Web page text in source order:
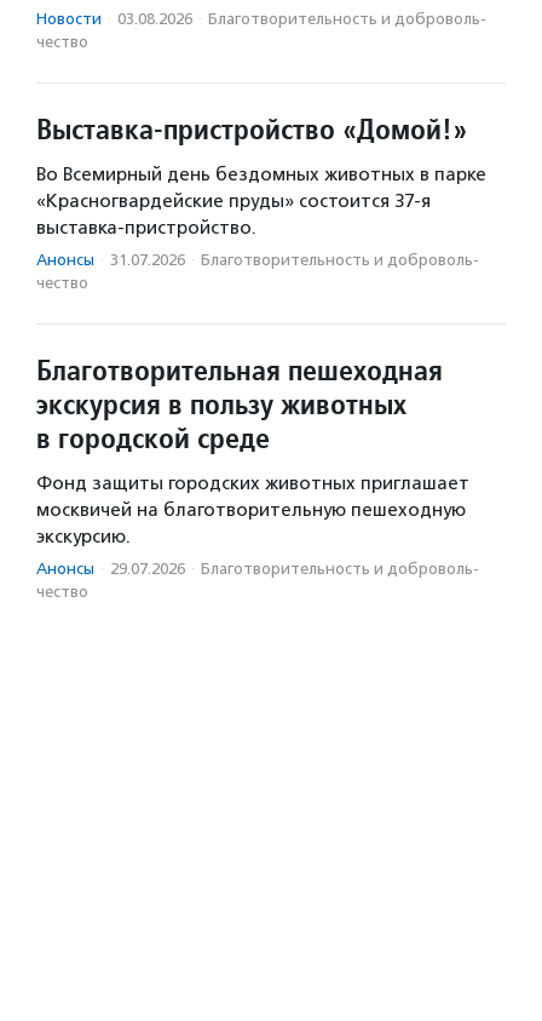
Новости · 03.08.2026 · Благотвори­тель­ность и доброволь­
чест­во
Выставка-пристройство «Домой!»
Во Всемирный день бездомных животных в парке
«Красногвардейские пруды» состоится 37-я
выставка-пристройство.
Анонсы · 31.07.2026 · Благотвори­тель­ность и доброволь­
чест­во
Благотворительная пешеходная
экскурсия в пользу животных
в городской среде
Фонд защиты городских животных приглашает
москвичей на благотворительную пешеходную
экскурсию.
Анонсы · 29.07.2026 · Благотвори­тель­ность и доброволь­
чест­во